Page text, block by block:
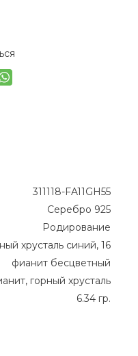
311118-FA11GH55
Серебро 925
Родирование
хрусталь синий, 16
фианит бесцветный
горный хрусталь
6.34 гр.